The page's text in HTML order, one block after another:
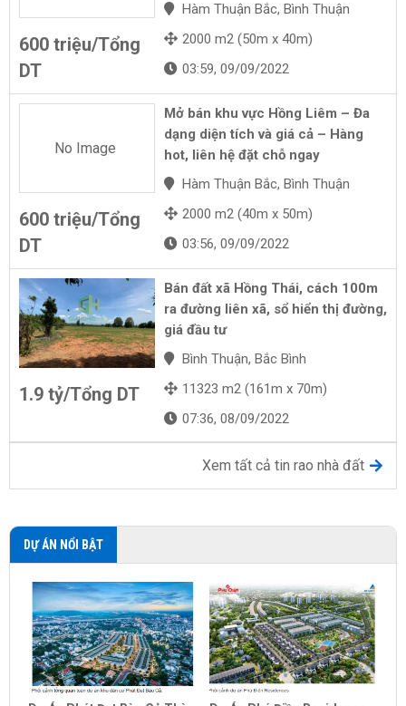
600 triệu/Tổng
DT
Hàm Thuận Bắc, Bình Thuận
2000 m2 (50m x 40m)
03:59, 09/09/2022
No Image
600 triệu/Tổng
DT
Mở bán khu vực Hồng Liêm – Đa
dạng diện tích và giá cả – Hàng
hot, liên hệ đặt chỗ ngay
Hàm Thuận Bắc, Bình Thuận
2000 m2 (40m x 50m)
03:56, 09/09/2022
1.9 tỷ/Tổng DT
Bán đất xã Hồng Thái, cách 100m
ra đường liên xã, sổ hiển thị đường,
giá đầu tư
Bình Thuận, Bắc Bình
11323 m2 (161m x 70m)
07:36, 08/09/2022
Xem tất cả tin rao nhà đất
DỰ ÁN NỔI BẬT